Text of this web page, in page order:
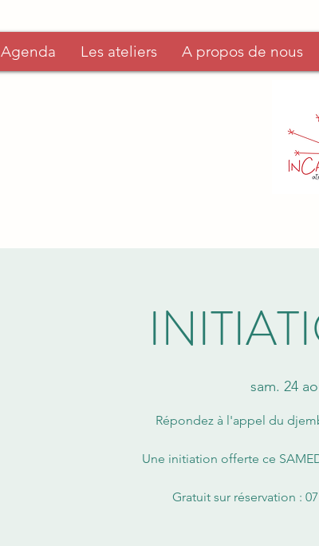
Agenda Les ateliers A propos de nous
sam. 24
Répondez à l'appel du
Une initiation offerte ce
Gratuit sur réservation :